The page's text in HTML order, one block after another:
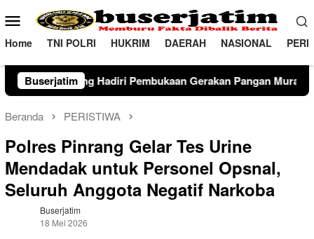
ke
konten
Menu
Mobile
Home TNI POLRI HUKRIM DAERAH NASIONAL
Buserjatim
Gerakan Pangan Murah dan Produk Unggulan 2026
Beranda PERISTIWA
Polres Pinrang Gelar Tes Urine
Mendadak untuk Personel Opsnal,
Seluruh Anggota Negatif Narkoba
Buserjatim
18 Mei 2026